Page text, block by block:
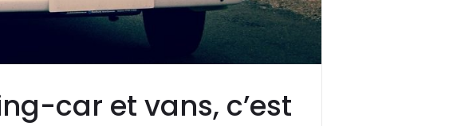
car et vans, c’est